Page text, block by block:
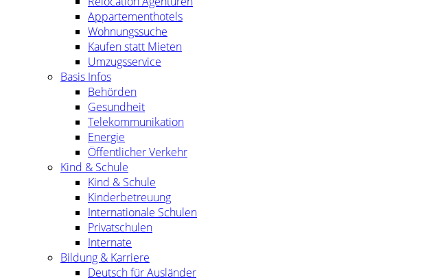
Appartementhotels
Wohnungssuche
Kaufen statt Mieten
Umzugsservice
Basis Infos
Behörden
Gesundheit
Telekommunikation
Energie
Öffentlicher Verkehr
Kind & Schule
Kind & Schule
Kinderbetreuung
Internationale Schulen
Privatschulen
Internate
Bildung & Karriere
Deutsch für Ausländer